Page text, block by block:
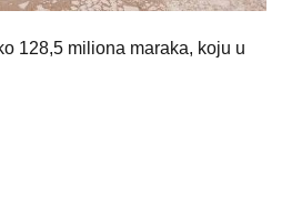
128,5 miliona maraka, koju u